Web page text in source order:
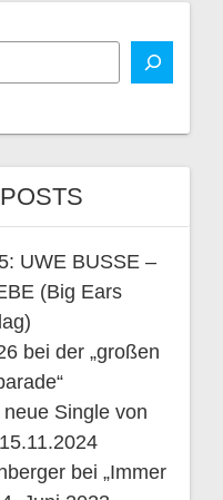
UWE BUSSE –
(Big Ears
bei der „großen
Single von
bei „Immer